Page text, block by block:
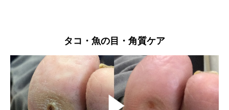
タコ・魚の目・角質ケア